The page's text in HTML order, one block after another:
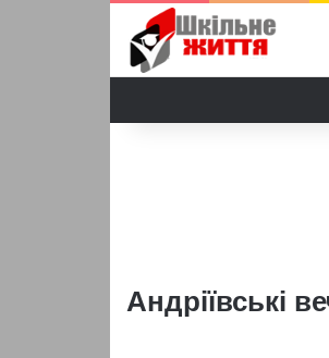
Андріївські